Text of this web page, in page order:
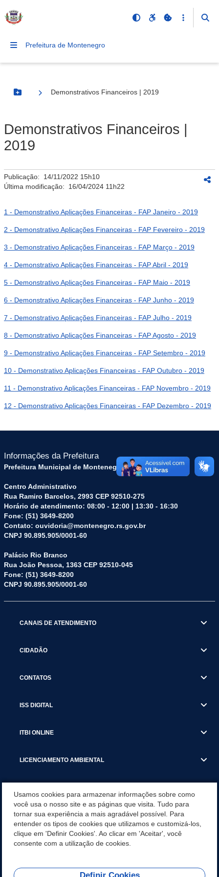
Prefeitura de Montenegro
Botão Menu
Demonstrativos Financeiros | 2019
Demonstrativos Financeiros |
2019
Publicação: 14/11/2022 15h10
Última modificação: 16/04/2024 11h22
1 - Demonstrativo Aplicações Financeiras - FAP Janeiro - 2019
2 - Demonstrativo Aplicações Financeiras - FAP Fevereiro - 2019
3 - Demonstrativo Aplicações Financeiras - FAP Março - 2019
4 - Demonstrativo Aplicações Financeiras - FAP Abril - 2019
5 - Demonstrativo Aplicações Financeiras - FAP Maio - 2019
6 - Demonstrativo Aplicações Financeiras - FAP Junho - 2019
7 - Demonstrativo Aplicações Financeiras - FAP Julho - 2019
8 - Demonstrativo Aplicações Financeiras - FAP Agosto - 2019
9 - Demonstrativo Aplicações Financeiras - FAP Setembro - 2019
10 - Demonstrativo Aplicações Financeiras - FAP Outubro - 2019
11 - Demonstrativo Aplicações Financeiras - FAP Novembro - 2019
12 - Demonstrativo Aplicações Financeiras - FAP Dezembro - 2019
Informações da Prefeitura
Prefeitura Municipal de Montenegro (RS)
Centro Administrativo
Rua Ramiro Barcelos, 2993 CEP 92510-275
Horário de atendimento: 08:00 - 12:00 | 13:30 - 16:30
Fone: (51) 3649-8200
Contato: ouvidoria@montenegro.rs.gov.br
CNPJ 90.895.905/0001-60
Palácio Rio Branco
Rua João Pessoa, 1363 CEP 92510-045
Fone: (51) 3649-8200
CNPJ 90.895.905/0001-60
CANAIS DE ATENDIMENTO
CIDADÃO
CONTATOS
ISS DIGITAL
ITBI ONLINE
LICENCIAMENTO AMBIENTAL
SERVIÇOS
SERVIÇOS DO DEPARTAMENTO DE RECEITA MUNICIPAL
Usamos cookies para armazenar informações sobre como
você usa o nosso site e as páginas que visita. Tudo para
tornar sua experiência a mais agradável possível. Para
entender os tipos de cookies que utilizamos e customizá-los,
clique em 'Definir Cookies'. Ao clicar em 'Aceitar', você
consente com a utilização de cookies.